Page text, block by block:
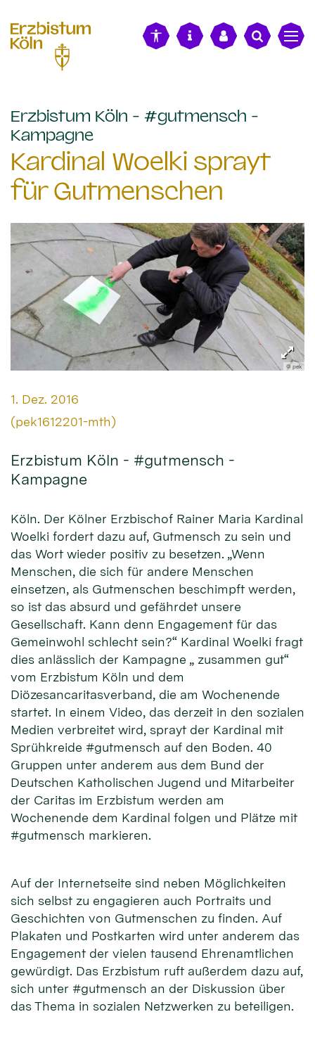
Erzbistum Köln - #gutmensch -
Kampagne:
Kardinal Woelki sprayt
für Gutmenschen
© pek
Datum:
1. Dez. 2016
Von:
(pek1612201-mth)
Erzbistum Köln - #gutmensch -
Kampagne
Köln. Der Kölner Erzbischof Rainer Maria Kardinal
Woelki fordert dazu auf, Gutmensch zu sein und
das Wort wieder positiv zu besetzen. „Wenn
Menschen, die sich für andere Menschen
einsetzen, als Gutmenschen beschimpft werden,
so ist das absurd und gefährdet unsere
Gesellschaft. Kann denn Engagement für das
Gemeinwohl schlecht sein?“ Kardinal Woelki fragt
dies anlässlich der Kampagne „ zusammen gut“
vom Erzbistum Köln und dem
Diözesancaritasverband, die am Wochenende
startet. In einem Video, das derzeit in den sozialen
Medien verbreitet wird, sprayt der Kardinal mit
Sprühkreide #gutmensch auf den Boden. 40
Gruppen unter anderem aus dem Bund der
Deutschen Katholischen Jugend und Mitarbeiter
der Caritas im Erzbistum werden am
Wochenende dem Kardinal folgen und Plätze mit
#gutmensch markieren.
Auf der Internetseite sind neben Möglichkeiten
sich selbst zu engagieren auch Portraits und
Geschichten von Gutmenschen zu finden. Auf
Plakaten und Postkarten wird unter anderem das
Engagement der vielen tausend Ehrenamtlichen
gewürdigt. Das Erzbistum ruft außerdem dazu auf,
sich unter #gutmensch an der Diskussion über
das Thema in sozialen Netzwerken zu beteiligen.